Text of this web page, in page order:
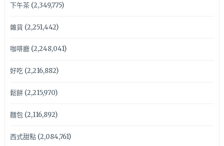
下午茶(2,349,775)
雜貨 (2,251,442)
咖啡廳(2,248,041)
好吃(2,216,882)
鬆餅(2,215,970)
麵包(2,116,892)
西式甜點(2,084,761)